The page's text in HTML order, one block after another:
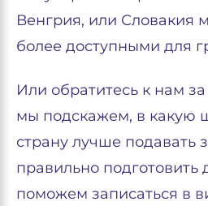
Венгрия, или Словакия
более доступными для
Или обратитесь к нам
мы подскажем, в какую
страну лучше подавать
правильно подготовить
поможем записаться в